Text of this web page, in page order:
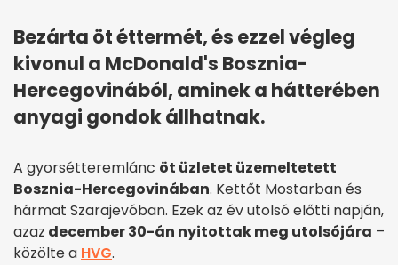
Bezárta öt éttermét, és ezzel végleg
kivonul a McDonald's Bosznia-
Hercegovinából, aminek a hátterében
anyagi gondok állhatnak.
A gyorsétteremlánc öt üzletet üzemeltetett
Bosznia-Hercegovinában. Kettőt Mostarban és
hármat Szarajevóban. Ezek az év utolsó előtti napján,
azaz december 30-án nyitottak meg utolsójára –
közölte a HVG.